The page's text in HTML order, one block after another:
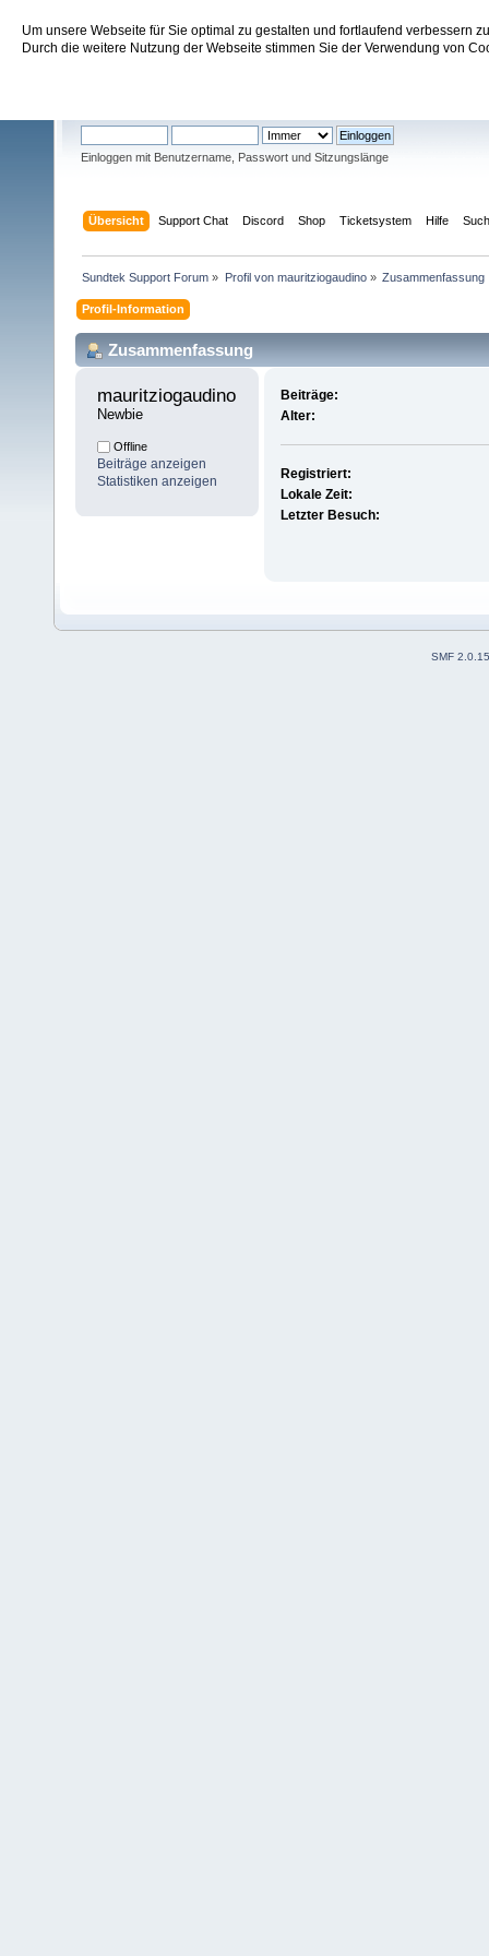
Um unsere Webseite für Sie optimal zu gestalten und fortlaufend verbessern
Durch die weitere Nutzung der Webseite stimmen Sie der Verwendung von
Sundtek Support Forum
Einloggen mit Benutzername, Passwort und Sitzungslänge
Übersicht Support Chat Discord Shop Ticketsystem Hilfe
Sundtek Support Forum » Profil von mauritziogaudino» Zusammenfassung
Profil-Information
Zusammenfassung
mauritziogaudino
Newbie
Offline
Beiträge anzeigen
Statistiken anzeigen
Beiträge:
Alter:
Registriert:
Lokale Zeit:
Letzter Besuch:
SMF 2.0.15